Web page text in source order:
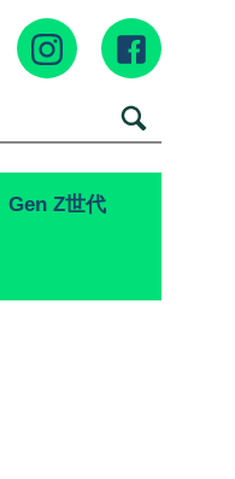
Gen Z世代